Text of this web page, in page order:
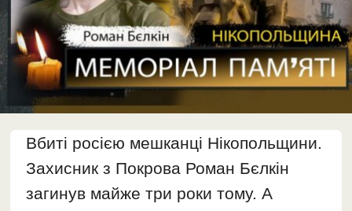
Вбиті росією мешканці Нікопольщини.
Захисник з Покрова Роман Бєлкін
загинув майже три роки тому. А